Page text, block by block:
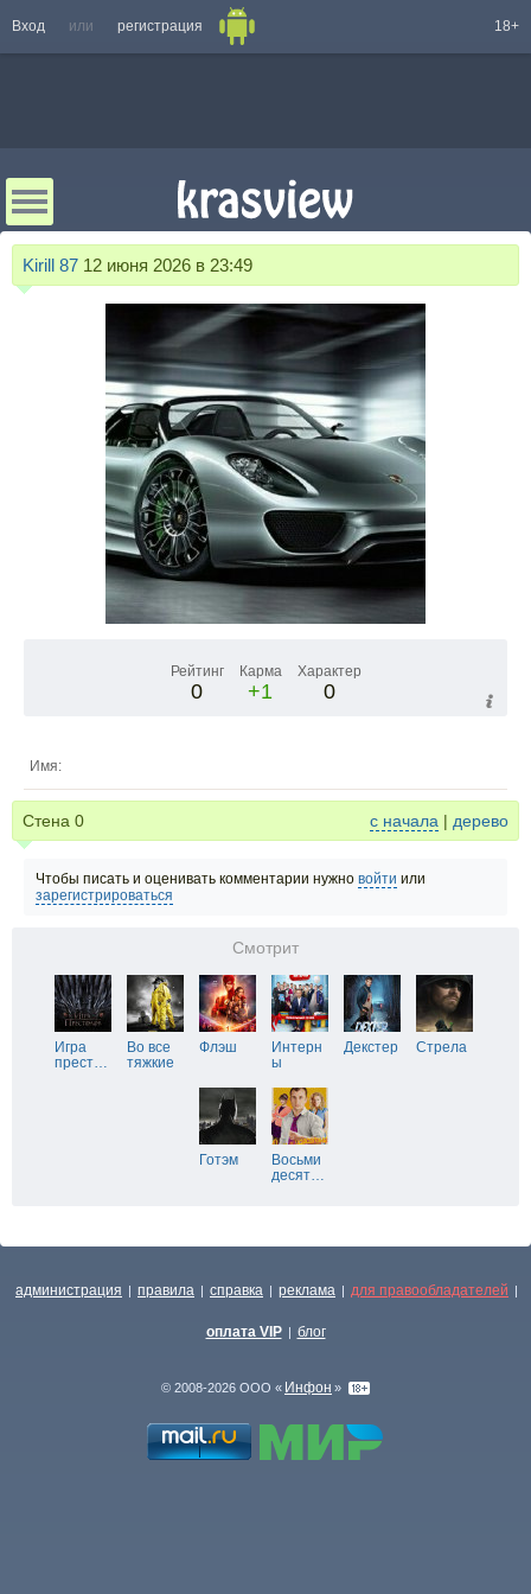
Вход или регистрация 18+
Kirill 87 12 июня 2026 в 23:49
Рейтинг
0
Карма
+1
Характер
0
Имя:
Стена 0 с начала | дерево
Чтобы писать и оценивать комментарии нужно войти или
зарегистрироваться
Смотрит
Игра
прест…
Во все
тяжкие
Флэш
Интерн
ы
Декстер Стрела
Готэм
Восьми
десят…
администрация | правила | справка | реклама | для правообладателей |
оплата VIP | блог
© 2008-2026 ООО « Инфон »